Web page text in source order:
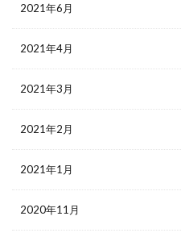
2021年6月
2021年4月
2021年3月
2021年2月
2021年1月
2020年11月